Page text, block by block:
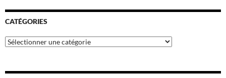
CATÉGORIES
Catégories